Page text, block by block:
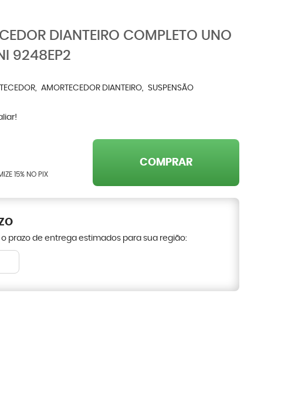
DIANTEIRO COMPLETO UNO
9248EP2
AMORTECEDOR DIANTEIRO
SUSPENSÃO
15% NO PIX
COMPRAR
prazo de entrega estimados para sua região: